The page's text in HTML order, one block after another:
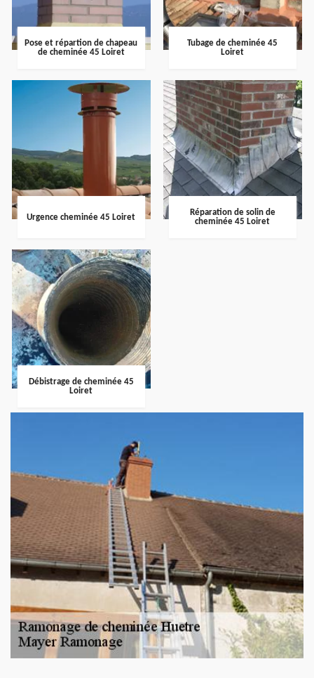
Pose et répartion de chapeau
de cheminée 45 Loiret
Tubage de cheminée 45
Loiret
Urgence cheminée 45 Loiret
Réparation de solin de
cheminée 45 Loiret
Débistrage de cheminée 45
Loiret